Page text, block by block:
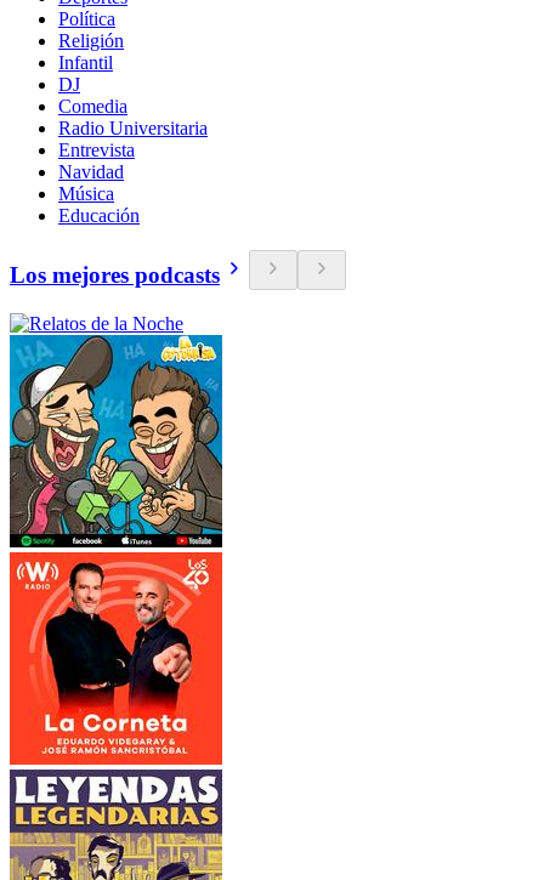
Política
Religión
Infantil
DJ
Comedia
Radio Universitaria
Entrevista
Navidad
Música
Educación
Los mejores podcasts